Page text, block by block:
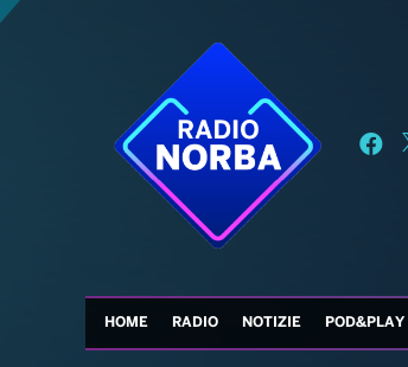
HOME RADIO NOTIZIE POD&PLAY